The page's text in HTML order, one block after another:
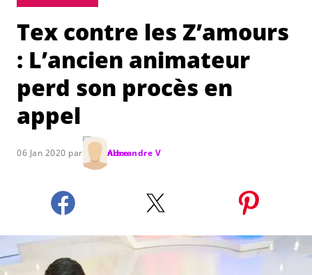
Tex contre les Z’amours
: L’ancien animateur
perd son procès en
appel
06 Jan 2020 par Alexandre V